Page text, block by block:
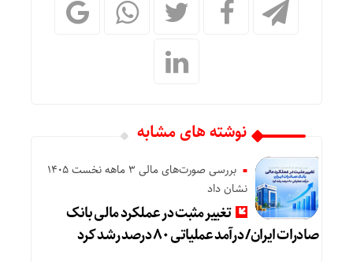
نوشته های مشابه
بررسی صورت‌های مالی 3 ماهه نخست 1405
نشان داد
تغییر مثبت در عملکرد مالی بانک
صادرات ایران/ درآمد عملیاتی ۸۰ درصد رشد کرد